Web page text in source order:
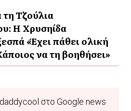
τη Τζούλια
Η Χρυσηίδα
«Έχει πάθει ολική
να τη βοηθήσει»
στο Google news